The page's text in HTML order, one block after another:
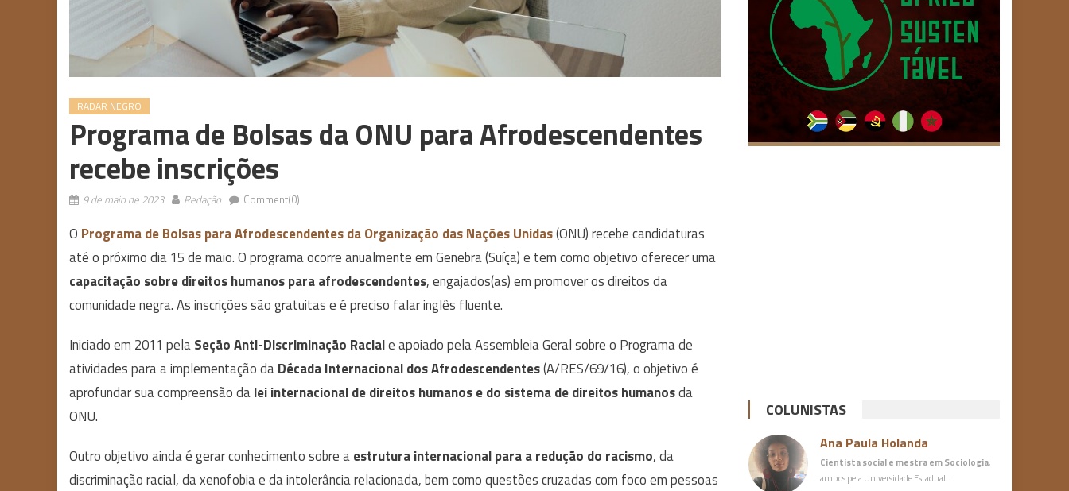
RADAR NEGRO
Programa de Bolsas da ONU para Afrodescendentes
recebe inscrições
9 de maio de 2023 Redação Comment(0)
O Programa de Bolsas para Afrodescendentes da Organização das Nações Unidas(ONU) recebe candidaturas
até o próximo dia 15 de maio. O programa ocorre anualmente em Genebra (Suíça) e tem como objetivo oferecer uma
capacitação sobre direitos humanos para afrodescendentes, engajados(as) em promover os direitos da
comunidade negra. As inscrições são gratuitas e é preciso falar inglês fluente.
Iniciado em 2011 pelaSeção Anti-Discriminação Raciale apoiado pela Assembleia Geral sobre o Programa de
atividades para a implementação daDécada Internacional dos Afrodescendentes(A/RES/69/16), o objetivo é
aprofundar sua compreensão dalei internacional de direitos humanos e do sistema de direitos humanosda
ONU.
Outro objetivo ainda é gerar conhecimento sobre aestrutura internacional para a redução do racismo, da
discriminação racial, da xenofobia e da intolerância relacionada, bem como questões cruzadas com foco em pessoas
COLUNISTAS
Ana Paula Holanda
Cientista social e mestra em Sociologia,
ambos pela Universidade Estadual…